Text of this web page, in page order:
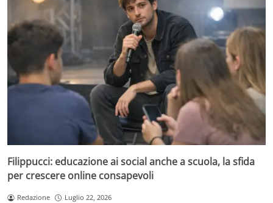
Filippucci: educazione ai social anche a scuola, la sfida
per crescere online consapevoli
Redazione Luglio 22, 2026